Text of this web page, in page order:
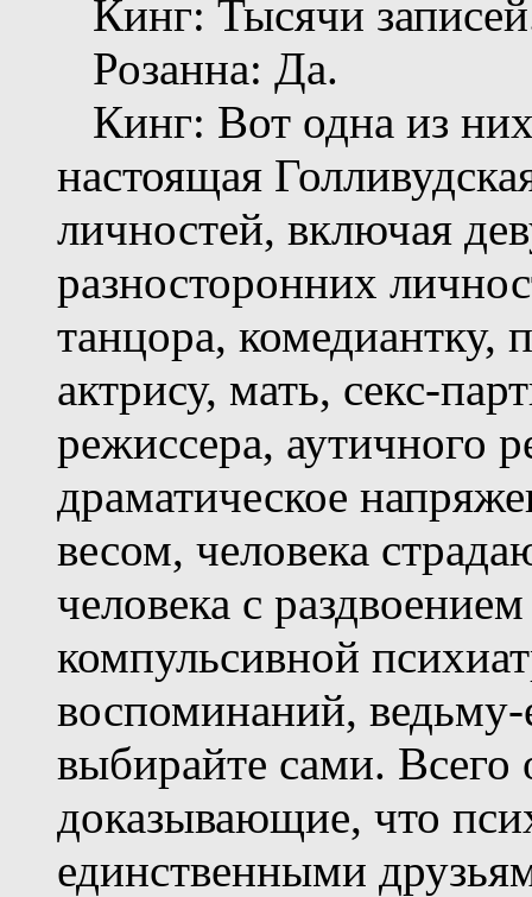
Кинг: Тысячи
Розанна: Да.
Кинг: Вот одна из
настоящая
личностей, включая
разносторонних
танцора, комедиантку,
актрису, мать, секс-
режиссера, аутичного
драматическое
весом, человека
человека с
компульсивной
воспоминаний,
выбирайте сами. Всего
доказывающие, что
единственными